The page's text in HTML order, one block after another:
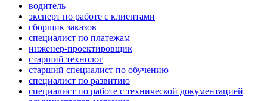
водитель
эксперт по работе с клиентами
сборщик заказов
специалист по платежам
инженер-проектировщик
старший технолог
старший специалист по обучению
специалист по развитию
специалист по работе с технической документацией